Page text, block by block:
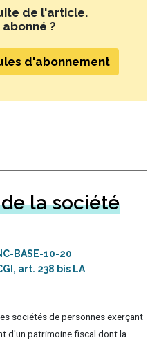
de l'article.
?
d'abonnement
la société
BASE-10-20
art. 238 bis LA
sociétés de personnes exerçant
d'un patrimoine fiscal dont la